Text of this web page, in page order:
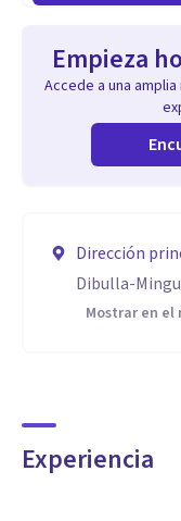
Empieza
Accede a una
Dirección
Dibulla-
Mostrar en el
Experiencia